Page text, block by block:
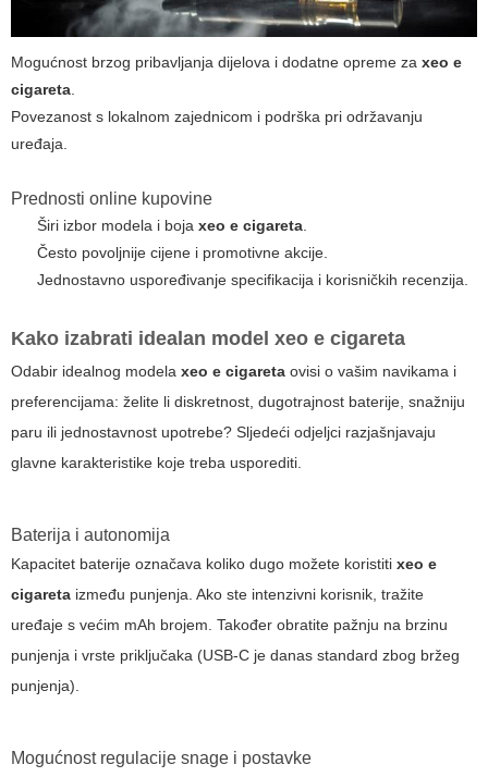
Mogućnost brzog pribavljanja dijelova i dodatne opreme za xeo e
cigareta
Povezanost s lokalnom zajednicom i podrška pri održavanju
uređaja.
Prednosti online kupovine
Širi izbor modela i boja xeo e cigareta
Često povoljnije cijene i promotivne akcije.
Jednostavno uspoređivanje specifikacija i korisničkih recenzija.
Kako izabrati idealan model xeo e cigareta
Odabir idealnog modela xeo e cigareta ovisi o vašim navikama i
preferencijama: želite li diskretnost, dugotrajnost baterije, snažniju
paru ili jednostavnost upotrebe? Sljedeći odjeljci razjašnjavaju
glavne karakteristike koje treba usporediti.
Baterija i autonomija
Kapacitet baterije označava koliko dugo možete koristiti xeo e
cigareta između punjenja. Ako ste intenzivni korisnik, tražite
uređaje s većim mAh brojem. Također obratite pažnju na brzinu
punjenja i vrste priključaka (USB-C je danas standard zbog bržeg
punjenja).
Mogućnost regulacije snage i postavke